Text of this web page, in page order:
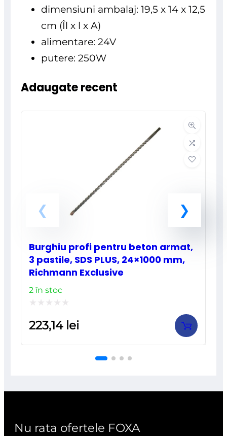
dimensiuni ambalaj: 19,5 x 14 x 12,5
cm (Îl x l x A)
alimentare: 24V
putere: 250W
Adaugate recent
Burghiu profi pentru beton armat,
3 pastile, SDS PLUS, 24×1000 mm,
Richmann Exclusive
2 în stoc
la
223,14 lei
Nu rata ofertele FOXA